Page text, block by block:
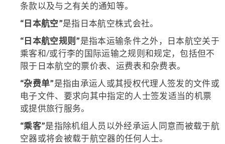
条款以及与之有关的通知等。
“日本航空”是指日本航空株式会社。
“日本航空规则”是指本运输条件之外，日本航空关于
乘客和/或行李的国际运输之规则和规定，包括但不
限于日本航空的票价表、运费表和杂费表。
“杂费单”是指由承运人或其授权代理人签发的文件或
电子文件、要求向其中指定的人士签发适当的机票
或提供旅行服务。
“乘客”是指除机组人员以外经承运人同意而被载于航
空器或将会被载于航空器的任何人士。